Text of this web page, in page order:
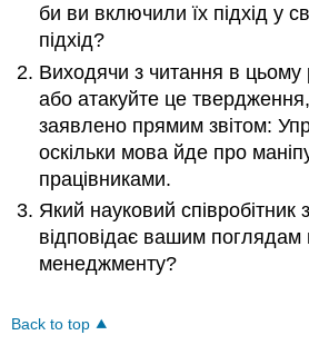
би ви включили їх підхід у
підхід?
Виходячи з читання в цьому
або атакуйте це
заявлено прямим звітом:
оскільки мова йде про
працівниками.
Який науковий співробітник
відповідає вашим поглядам
менеджменту?
Back to top